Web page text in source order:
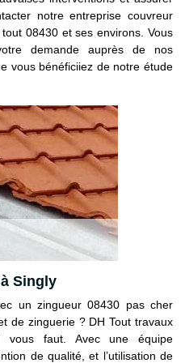
notre entreprise couvreur
08430 et ses environs. Vous
demande auprès de nos
vous bénéficiiez de notre étude
Singly
un zingueur 08430 pas cher
de zinguerie ? DH Tout travaux
vous faut. Avec une équipe
de qualité, et l’utilisation de